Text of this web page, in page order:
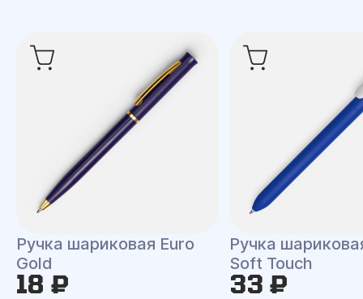
Ручка шариковая Euro
Gold
18 ₽
Ручка
Soft Touch
33 ₽